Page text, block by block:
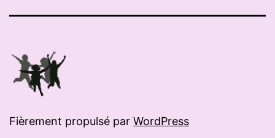
Fièrement propulsé par WordPress